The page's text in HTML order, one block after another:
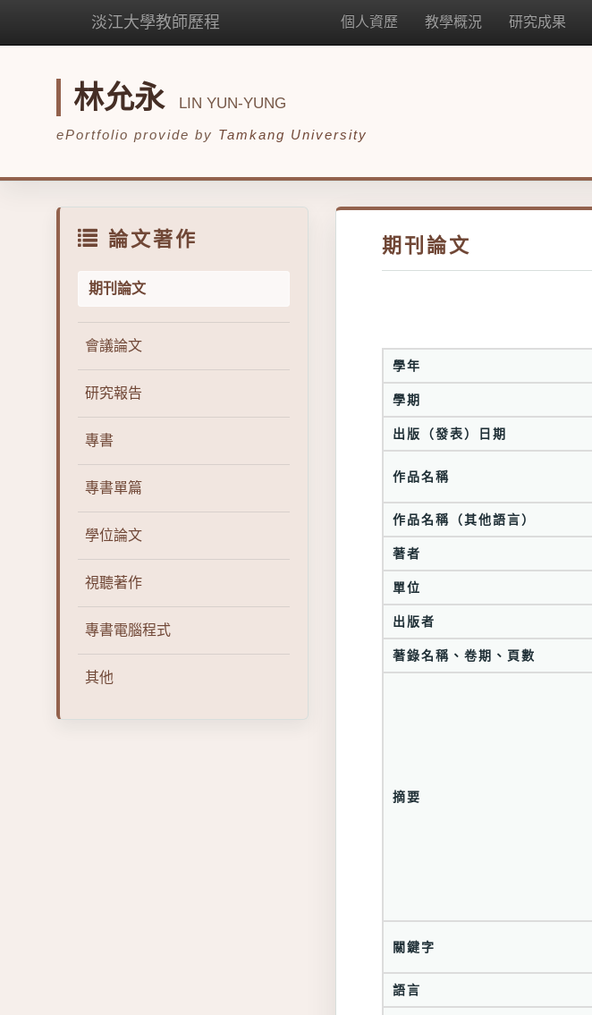
淡江大學教師歷程 個人資歷 教學概況 研究成果
林允永 LIN YUN-YUNG
ePortfolio provide by Tamkang University
論文著作
期刊論文
會議論文
研究報告
專書
專書單篇
學位論文
視聽著作
專書電腦程式
其他
期刊論文
學年
學期
出版（發表）日期
作品名稱
作品名稱（其他語言）
著者
單位
出版者
著錄名稱、卷期、頁數
摘要
關鍵字
語言